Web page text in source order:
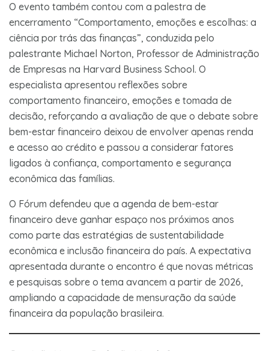
O evento também contou com a palestra de
encerramento “Comportamento, emoções e escolhas: a
ciência por trás das finanças”, conduzida pelo
palestrante Michael Norton, Professor de Administração
de Empresas na Harvard Business School. O
especialista apresentou reflexões sobre
comportamento financeiro, emoções e tomada de
decisão, reforçando a avaliação de que o debate sobre
bem-estar financeiro deixou de envolver apenas renda
e acesso ao crédito e passou a considerar fatores
ligados à confiança, comportamento e segurança
econômica das famílias.
O Fórum defendeu que a agenda de bem-estar
financeiro deve ganhar espaço nos próximos anos
como parte das estratégias de sustentabilidade
econômica e inclusão financeira do país. A expectativa
apresentada durante o encontro é que novas métricas
e pesquisas sobre o tema avancem a partir de 2026,
ampliando a capacidade de mensuração da saúde
financeira da população brasileira.